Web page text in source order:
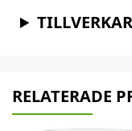
RELATERADE